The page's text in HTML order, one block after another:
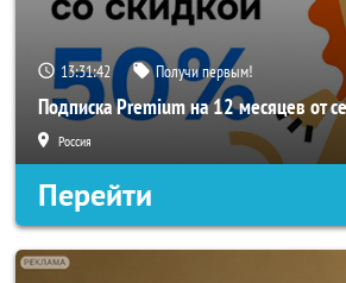
13:31:40 Получи первым!
Подписка Premium на 12 месяцев от
Россия
Перейти